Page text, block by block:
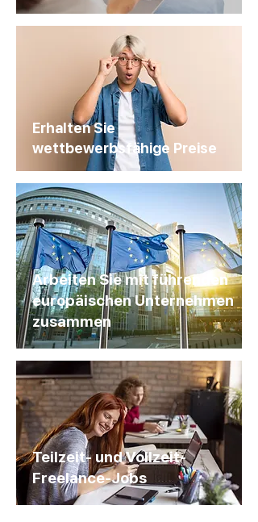
Erhalten Sie
wettbewerbsfähige Preise
Arbeiten Sie mit führenden
europäischen Unternehmen
zusammen
Teilzeit- und Vollzeit-
Freelance-Jobs